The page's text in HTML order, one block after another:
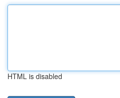
HTML is disabled